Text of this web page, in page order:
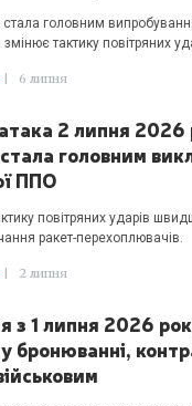
стала головним
тактику повітряних
6 липня
2 липня 2026
головним
ППО
повітряних ударів
ракет-перехоплювачів.
2 липня
з 1 липня 2026
бронюванні,